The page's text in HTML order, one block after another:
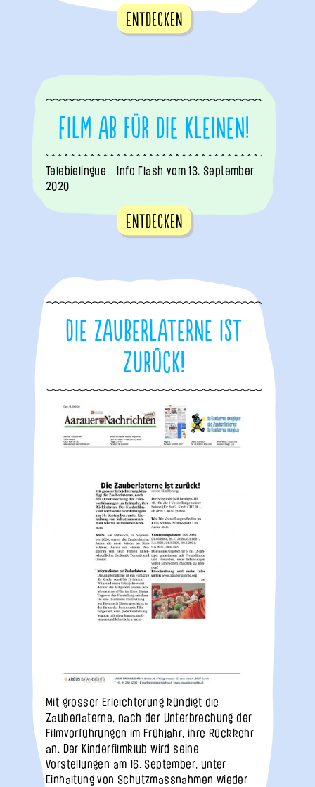
Entdecken
Film ab für die Kleinen!
Telebielingue - Info Flash vom 13. September
2020
Entdecken
Die Zauberlaterne ist
zurück!
Mit grosser Erleichterung kündigt die
Zauberlaterne, nach der Unterbrechung der
Filmvorführungen im Frühjahr, ihre Rückkehr
an. Der Kinderfilmklub wird seine
Vorstellungen am 16. September, unter
Einhaltung von Schutzmassnahmen wieder